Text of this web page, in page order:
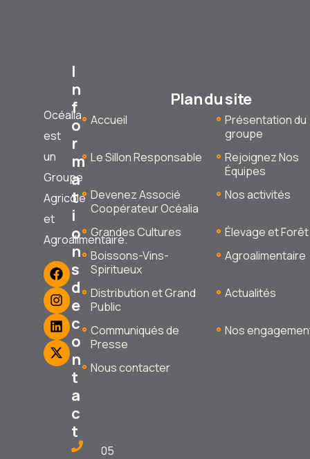
Océalia
est
un
Groupe
Agricole
et
Agroalimentaire.
I
n
f
o
r
m
a
t
i
o
n
s
d
e
c
o
n
t
a
c
t
05
Plan du site
Accueil
Présentation du
groupe
Le Sillon Responsable
Rejoignez Nos
Équipes
Devenez Associé
Coopérateur Océalia
Nos activités
Grandes Cultures
Élevage et Forêt
Boissons-Vins-
Spiritueux
Agroalimentaire
Distribution et Grand
Public
Actualités
Communiqués de
Presse
Nos
Nous contacter